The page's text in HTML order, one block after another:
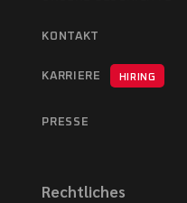
KONTAKT
KARRIERE HIRING
PRESSE
Rechtliches